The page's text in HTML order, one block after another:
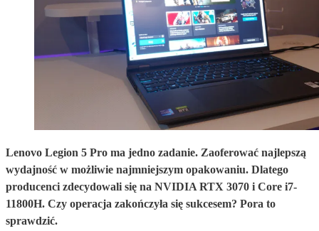
Lenovo Legion 5 Pro ma jedno zadanie. Zaoferować najlepszą
wydajność w możliwie najmniejszym opakowaniu. Dlatego
producenci zdecydowali się na NVIDIA RTX 3070 i Core i7-
11800H. Czy operacja zakończyła się sukcesem? Pora to
sprawdzić.